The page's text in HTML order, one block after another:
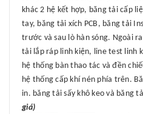
khác 2 hệ kết hợp, băng tải cấp
tay, băng tải xích PCB, băng tải
trước và sau lò hàn sóng. Ngoài
tải lắp ráp linh kiện, line test linh
hệ thống bàn thao tác và đền
hệ thống cấp khí nén phía trên.
in. băng tải sấy khô keo và băng
giá)